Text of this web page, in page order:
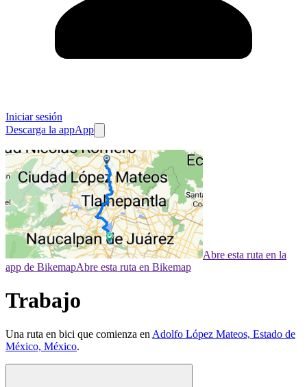
Iniciar sesión
Descarga la appApp
Abre esta ruta en la
app de BikemapAbre esta ruta en Bikemap
Trabajo
Una ruta en bici que comienza en Adolfo López Mateos, Estado de
México, México.